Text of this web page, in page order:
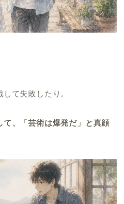
て失敗したり。
て、「芸術は爆発だ」と真顔